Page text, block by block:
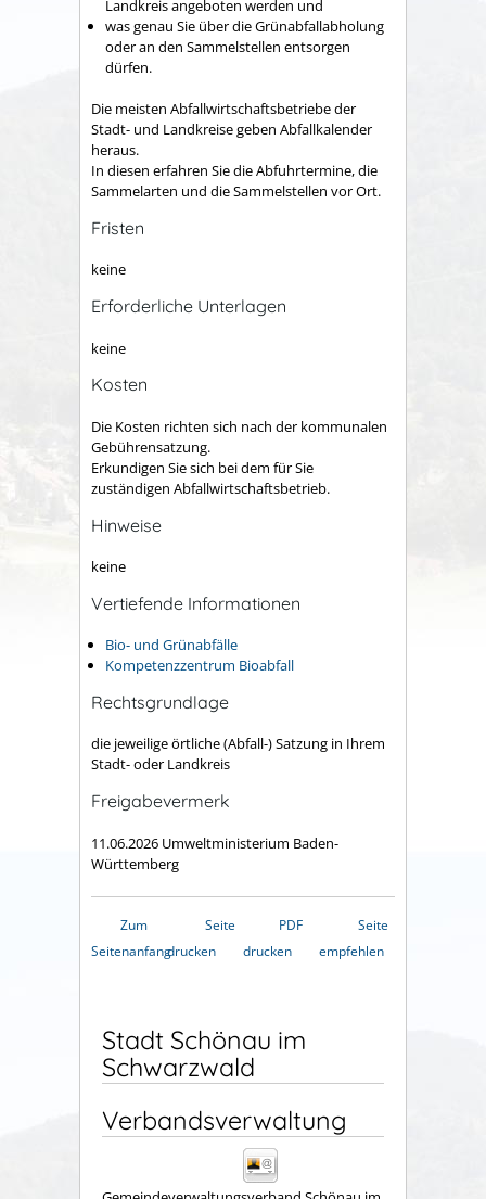
Landkreis angeboten werden und
was genau Sie über die Grünabfallabholung
oder an den Sammelstellen entsorgen
dürfen.
Die meisten Abfallwirtschaftsbetriebe der
Stadt- und Landkreise geben Abfallkalender
heraus.
In diesen erfahren Sie die Abfuhrtermine, die
Sammelarten und die Sammelstellen vor Ort.
Fristen
keine
Erforderliche Unterlagen
keine
Kosten
Die Kosten richten sich nach der kommunalen
Gebührensatzung.
Erkundigen Sie sich bei dem für Sie
zuständigen Abfallwirtschaftsbetrieb.
Hinweise
keine
Vertiefende Informationen
Bio- und Grünabfälle
Kompetenzzentrum Bioabfall
Rechtsgrundlage
die jeweilige örtliche (Abfall-) Satzung in Ihrem
Stadt- oder Landkreis
Freigabevermerk
11.06.2026 Umweltministerium Baden-
Württemberg
Zum
Seitenanfang
Seite
drucken
PDF
drucken
Seite
empfehlen
Stadt Schönau im
Schwarzwald
Verbandsverwaltung